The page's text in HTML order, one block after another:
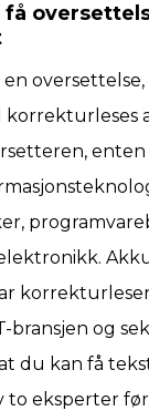
korrekturleses
bransjen og
du kan få
eksperter før